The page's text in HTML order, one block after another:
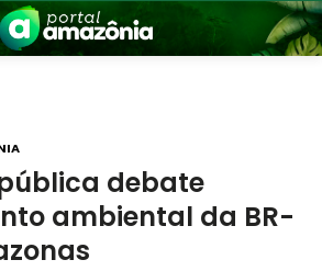
debate
ambiental da BR-